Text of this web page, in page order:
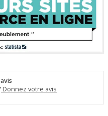
avis
Donnez votre avis